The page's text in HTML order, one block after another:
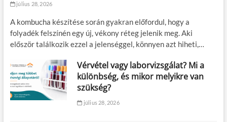
július 28, 2026
A kombucha készítése során gyakran előfordul, hogy a
folyadék felszínén egy új, vékony réteg jelenik meg. Aki
először találkozik ezzel a jelenséggel, könnyen azt hiheti,…
Vérvétel vagy laborvizsgálat? Mi a
különbség, és mikor melyikre van
szükség?
július 28, 2026